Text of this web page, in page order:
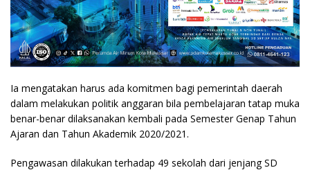
Ia mengatakan harus ada komitmen bagi pemerintah daerah
dalam melakukan politik anggaran bila pembelajaran tatap muka
benar-benar dilaksanakan kembali pada Semester Genap Tahun
Ajaran dan Tahun Akademik 2020/2021.
Pengawasan dilakukan terhadap 49 sekolah dari jenjang SD